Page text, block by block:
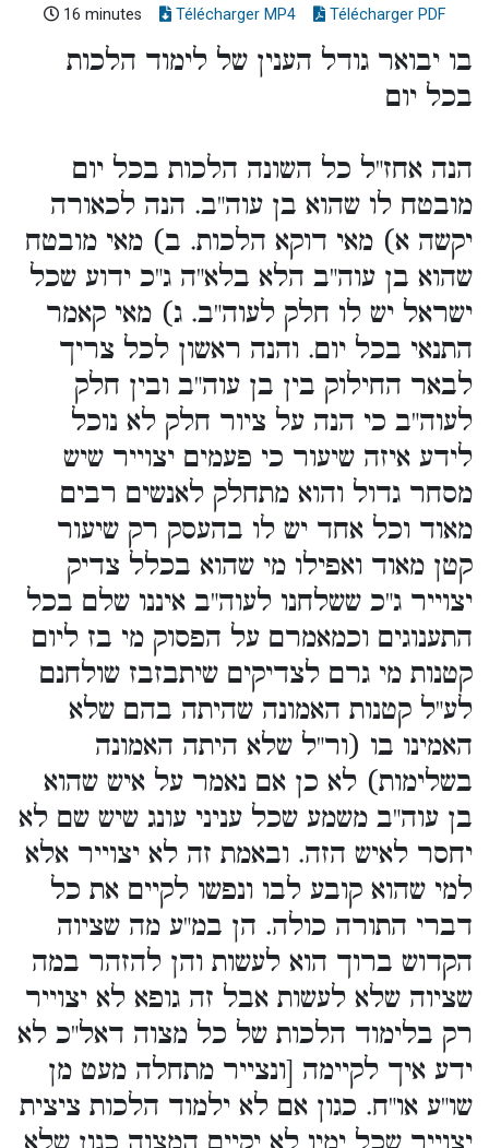
16 minutes Télécharger MP4 Télécharger PDF
בו יבואר גודל הענין של לימוד הלכות
בכל יום
הנה אחז"ל כל השונה הלכות בכל יום
מובטח לו שהוא בן עוה"ב. הנה לכאורה
יקשה א) מאי דוקא הלכות. ב) מאי מובטח
שהוא בן עוה"ב הלא בלא"ה ג"כ ידוע שכל
ישראל יש לו חלק לעוה"ב. ג) מאי קאמר
התנאי בכל יום. והנה ראשון לכל צריך
לבאר החילוק בין בן עוה"ב ובין חלק
לעוה"ב כי הנה על ציור חלק לא נוכל
לידע איזה שיעור כי פעמים יצוייר שיש
מסחר גדול והוא מתחלק לאנשים רבים
מאוד וכל אחד יש לו בהעסק רק שיעור
קטן מאוד ואפילו מי שהוא בכלל צדיק
יצוייר ג"כ ששלחנו לעוה"ב איננו שלם בכל
התענוגים וכמאמרם על הפסוק מי בז ליום
קטנות מי גרם לצדיקים שיתבזבז שולחנם
לע"ל קטנות האמונה שהיתה בהם שלא
האמינו בו (ור"ל שלא היתה האמונה
בשלימות) לא כן אם נאמר על איש שהוא
בן עוה"ב משמע שכל עניני עונג שיש שם לא
יחסר לאיש הזה. ובאמת זה לא יצוייר אלא
למי שהוא קובע לבו ונפשו לקיים את כל
דברי התורה כולה. הן במ"ע מה שציוה
הקדוש ברוך הוא לעשות והן להזהר במה
שציוה שלא לעשות אבל זה גופא לא יצוייר
רק בלימוד הלכות של כל מצוה דאל"כ לא
ידע איך לקיימה [ונצייר מתחלה מעט מן
שו"ע או"ח. כגון אם לא ילמוד הלכות ציצית